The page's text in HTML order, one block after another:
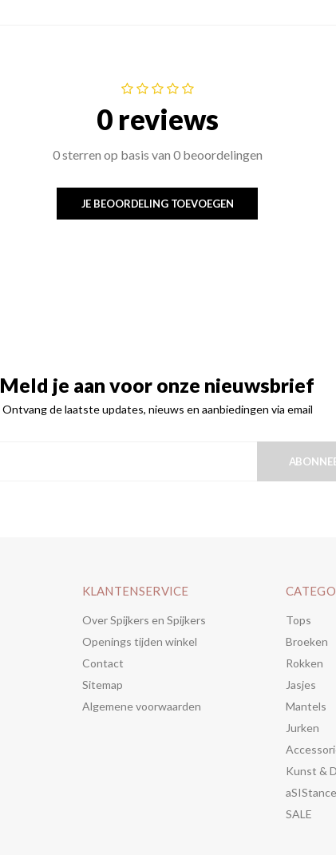
0 reviews
0 sterren op basis van 0 beoordelingen
JE BEOORDELING TOEVOEGEN
Meld je aan voor onze nieuwsbrief
Ontvang de laatste updates, nieuws en aanbiedingen via email
KLANTENSERVICE
Over Spijkers en Spijkers
Openings tijden winkel
Contact
Sitemap
Algemene voorwaarden
Tops
Broeken
Rokken
Jasjes
Mantels
Jurken
Kunst &
aSIStance
SALE